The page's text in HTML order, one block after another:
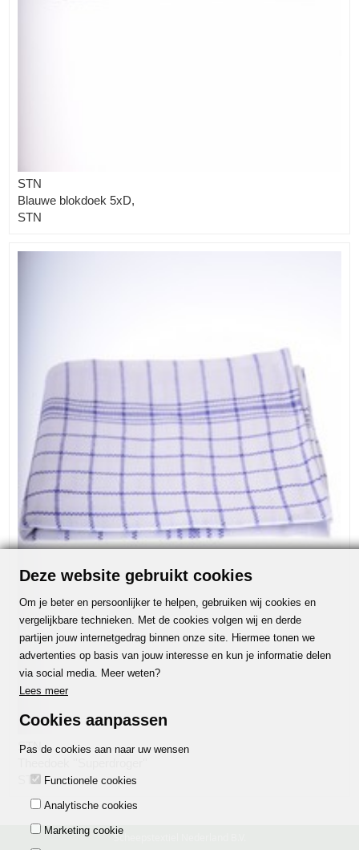
STN
Blauwe blokdoek 5xD,
STN
STN
STN
Scheepstextiel Nederland B.V.
Deze website gebruikt cookies
Om je beter en persoonlijker te helpen, gebruiken wij cookies en
vergelijkbare technieken. Met de cookies volgen wij en derde
partijen jouw internetgedrag binnen onze site. Hiermee tonen we
advertenties op basis van jouw interesse en kun je informatie delen
via social media. Meer weten?
Lees meer
Cookies aanpassen
Pas de cookies aan naar uw wensen
Functionele cookies
Analytische cookies
Marketing cookie